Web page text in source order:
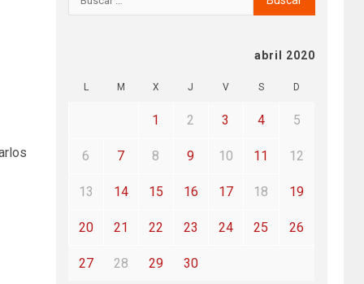
abril 2020
L M X J V S D
1 2 3 4 5
6 7 8 9 10 11 12
13 14 15 16 17 18 19
20 21 22 23 24 25 26
27 28 29 30